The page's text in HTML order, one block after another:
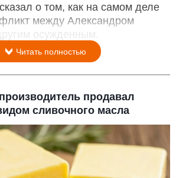
о том, как на самом деле
между Александром
осужденным.
Читать полностью
продавал
сливочного масла